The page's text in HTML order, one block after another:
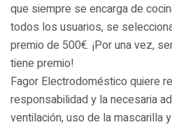
que siempre se encarga de
todos los usuarios, se
premio de 500€. ¡Por una vez,
tiene premio!
Fagor Electrodoméstico quiere
responsabilidad y la necesaria
ventilación, uso de la mascarilla